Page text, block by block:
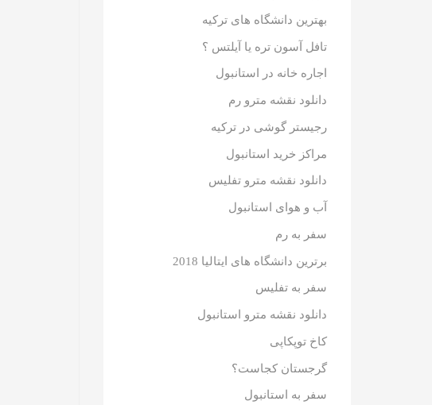
بهترین دانشگاه های ترکیه
تافل آسون تره یا آیلتس ؟
اجاره خانه در استانبول
دانلود نقشه مترو رم
رجیستر گوشی در ترکیه
مراکز خرید استانبول
دانلود نقشه مترو تفلیس
آب و هوای استانبول
سفر به رم
برترین دانشگاه های ایتالیا 2018
سفر به تفلیس
دانلود نقشه مترو استانبول
کاخ توپکاپی
گرجستان کجاست؟
سفر به استانبول